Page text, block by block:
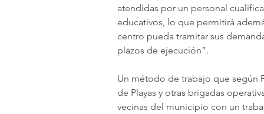
atendidas por un personal
educativos, lo que permitirá
centro pueda tramitar sus
plazos de ejecución”.
Un método de trabajo que según
de Playas y otras brigadas
vecinas del municipio con un